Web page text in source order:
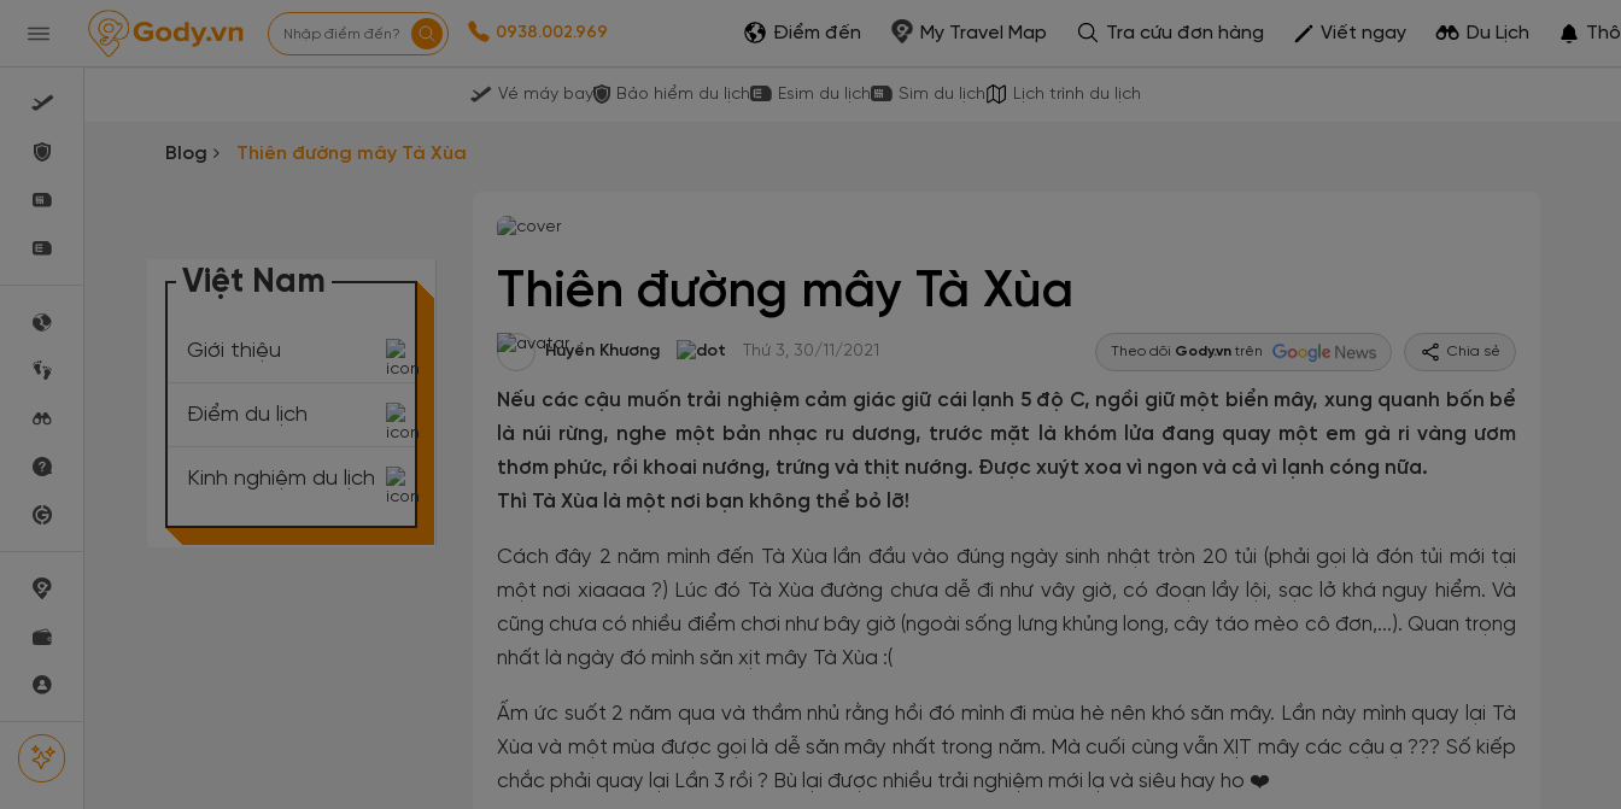
Nhập điểm đến? 0938.002.969 Điểm đến My Travel Map Tra cứu đơn hàng Viết ngay Du Lịch
Vé máy bay Bảo hiểm du lịch Esim du lịch Sim du lịch Lịch trình du lịch
Blog Thiên đường mây Tà Xùa
Thiên đường mây Tà Xùa
Huyền Khương Thứ 3, 30/11/2021 Theo dõi Gody.vntrên Chia sẻ
Nếu các cậu muốn trải nghiệm cảm giác giữ cái lạnh 5 độ C, ngồi giữ một biển mây, xung quanh bốn bể
là núi rừng, nghe một bản nhạc ru dương, trước mặt là khóm lửa đang quay một em gà ri vàng ươm
thơm phức, rồi khoai nướng, trứng và thịt nướng. Được xuýt xoa vì ngon và cả vì lạnh cóng nữa.
Thì Tà Xùa là một nơi bạn không thể bỏ lỡ!
Cách đây 2 năm mình đến Tà Xùa lần đầu vào đúng ngày sinh nhật tròn 20 tủi (phải gọi là đón tủi mới tại
một nơi xiaaaa ?) Lúc đó Tà Xùa đường chưa dễ đi như vây giờ, có đoạn lầy lội, sạc lở khá nguy hiểm. Và
cũng chưa có nhiều điểm chơi như bây giờ (ngoài sống lưng khủng long, cây táo mèo cô đơn,...). Quan trọng
nhất là ngày đó mình săn xịt mây Tà Xùa :(
Ấm ức suốt 2 năm qua và thầm nhủ rằng hồi đó mình đi mùa hè nên khó săn mây. Lần này mình quay lại Tà
Xùa và một mùa được gọi là dễ săn mây nhất trong năm. Mà cuối cùng vẫn XỊT mây các cậu ạ ??? Số kiếp
chắc phải quay lại Lần 3 rồi ? Bù lại được nhiều trải nghiệm mới lạ và siêu hay ho ❤️
Việt Nam
Giới thiệu
Điểm du lịch
Kinh nghiệm du lịch